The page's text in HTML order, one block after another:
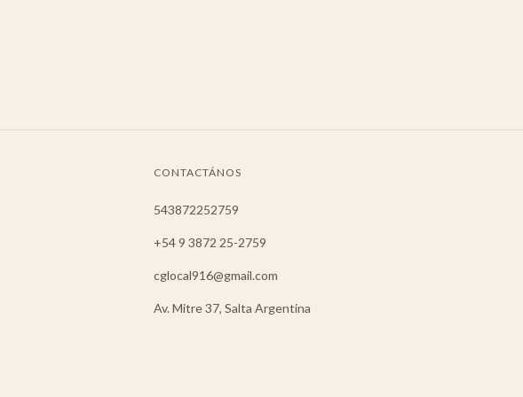
CONTACTÁNOS
543872252759
+54 9 3872 25-2759
cglocal916@gmail.com
Av. Mitre 37, Salta Argentina